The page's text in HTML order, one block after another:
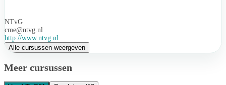
NTvG
cme@ntvg.nl
http://www.ntvg.nl
Alle cursussen weergeven
Meer cursussen